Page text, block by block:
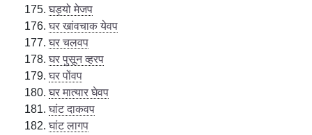
घड्यो मेजप
घर खांवचाक येवप
घर चलवप
घर पुसून व्हरप
घर पोंवप
घर मात्यार घेवप
घांट दाकवप
घांट लागप